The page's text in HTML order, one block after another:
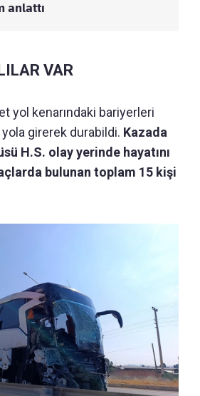
anlattı
VAR
yol kenarındaki bariyerleri
yola girerek durabildi. Kazada
H.S. olay yerinde hayatını
bulunan toplam 15 kişi